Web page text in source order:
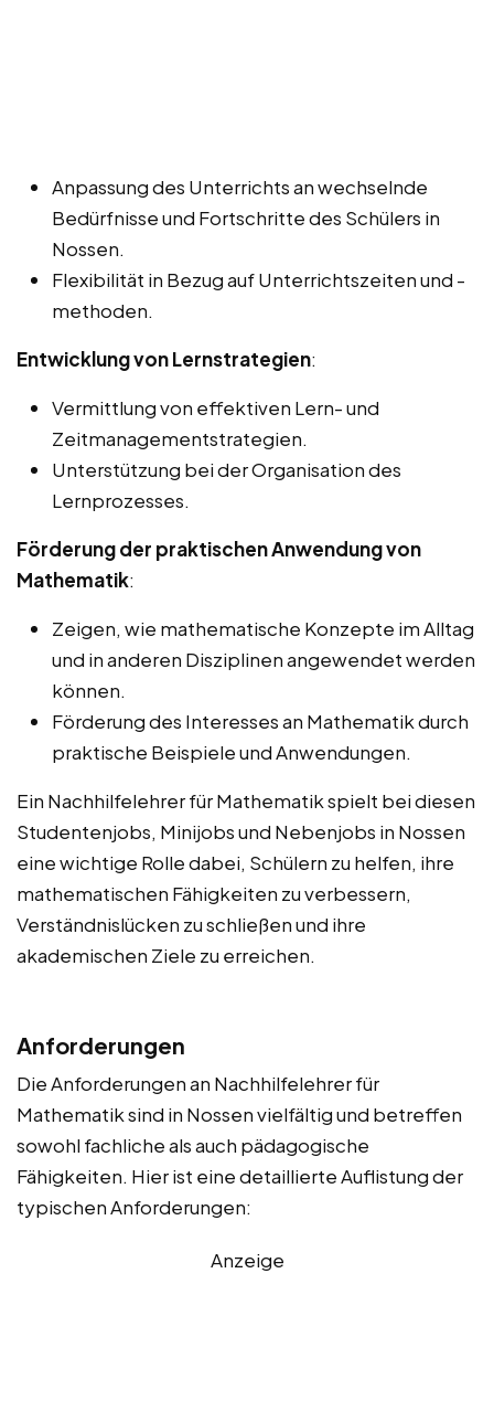
Anpassung des Unterrichts an wechselnde
Bedürfnisse und Fortschritte des Schülers in
Nossen.
Flexibilität in Bezug auf Unterrichtszeiten und -
methoden.
Entwicklung von Lernstrategien:
Vermittlung von effektiven Lern- und
Zeitmanagementstrategien.
Unterstützung bei der Organisation des
Lernprozesses.
Förderung der praktischen Anwendung von
Mathematik:
Zeigen, wie mathematische Konzepte im Alltag
und in anderen Disziplinen angewendet werden
können.
Förderung des Interesses an Mathematik durch
praktische Beispiele und Anwendungen.
Ein Nachhilfelehrer für Mathematik spielt bei diesen
Studentenjobs, Minijobs und Nebenjobs in Nossen
eine wichtige Rolle dabei, Schülern zu helfen, ihre
mathematischen Fähigkeiten zu verbessern,
Verständnislücken zu schließen und ihre
akademischen Ziele zu erreichen.
Anforderungen
Die Anforderungen an Nachhilfelehrer für
Mathematik sind in Nossen vielfältig und betreffen
sowohl fachliche als auch pädagogische
Fähigkeiten. Hier ist eine detaillierte Auflistung der
typischen Anforderungen:
Anzeige